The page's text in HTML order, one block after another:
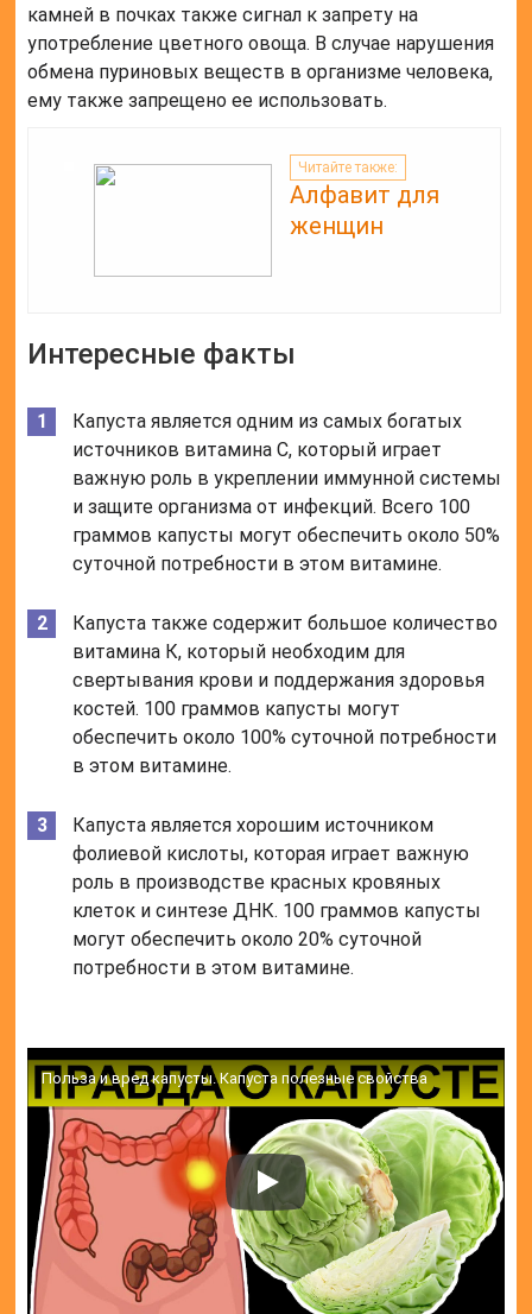
камней в почках также сигнал к запрету на
употребление цветного овоща. В случае нарушения
обмена пуриновых веществ в организме человека,
ему также запрещено ее использовать.
Читайте также:
Алфавит для
женщин
Интересные факты
Капуста является одним из самых богатых
источников витамина С, который играет
важную роль в укреплении иммунной системы
и защите организма от инфекций. Всего 100
граммов капусты могут обеспечить около 50%
суточной потребности в этом витамине.
Капуста также содержит большое количество
витамина К, который необходим для
свертывания крови и поддержания здоровья
костей. 100 граммов капусты могут
обеспечить около 100% суточной потребности
в этом витамине.
Капуста является хорошим источником
фолиевой кислоты, которая играет важную
роль в производстве красных кровяных
клеток и синтезе ДНК. 100 граммов капусты
могут обеспечить около 20% суточной
потребности в этом витамине.
Польза и вред капусты. Капуста полезные свойства